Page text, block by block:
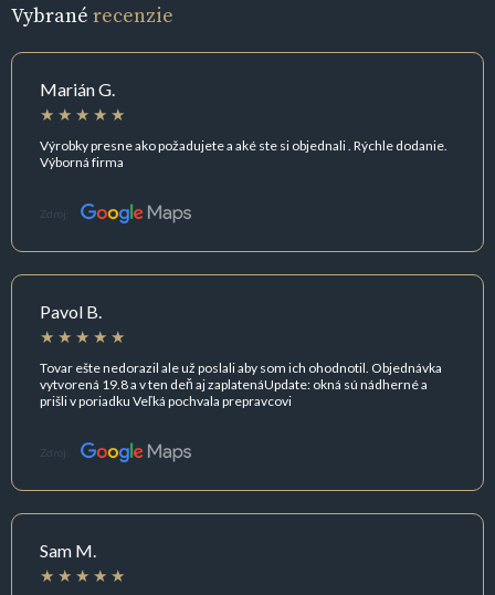
Vybrané recenzie
Marián G.
Výrobky presne ako požadujete a aké ste si objednali . Rýchle dodanie.
Výborná firma
Zdroj:
Pavol B.
Tovar ešte nedorazil ale už poslali aby som ich ohodnotil. Objednávka
vytvorená 19.8 a v ten deň aj zaplatenáUpdate: okná sú nádherné a
prišli v poriadku Veľká pochvala prepravcovi
Zdroj:
Sam M.